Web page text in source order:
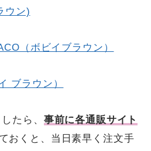
ウン)
（ボビイブラウン）
ブラウン）
たら、 事前に各通販サイト
おくと、当日素早く注文手